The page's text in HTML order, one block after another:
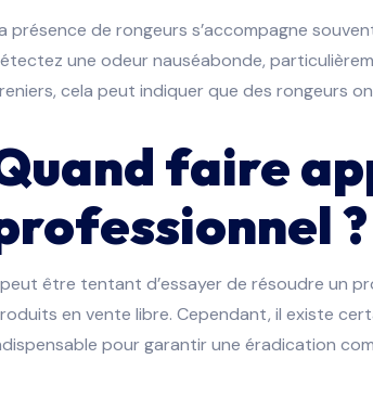
présence de rongeurs s’accompagne
une odeur nauséabonde,
cela peut indiquer que des rongeurs
faire
?
être tentant d’essayer de résoudre un
en vente libre. Cependant, il existe
pour garantir une éradication